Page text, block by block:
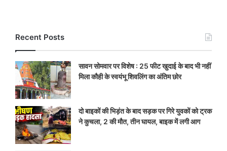
Recent Posts
सावन सोमवार पर विशेष : 25 फीट खुदाई के बाद भी नहीं
मिला कौही के स्वयंभू शिवलिंग का अंतिम छोर
दो बाइकों की भिड़ंत के बाद सड़क पर गिरे युवकों को ट्रक
ने कुचला, 2 की मौत, तीन घायल, बाइक में लगी आग